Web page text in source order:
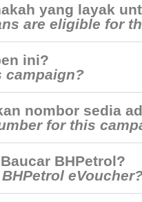
yang layak
are eligible for
ini?
campaign?
nombor sedia
for this
BHPetrol?